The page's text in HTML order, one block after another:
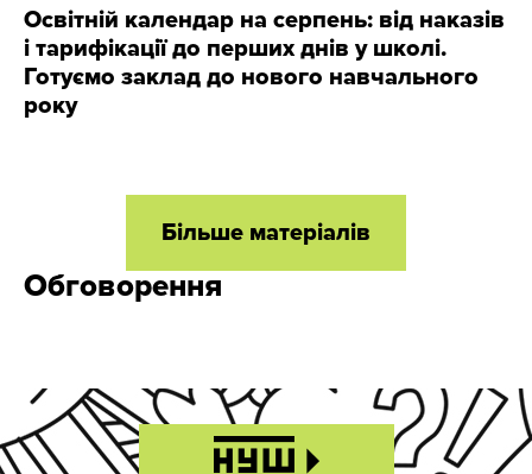
Освітній календар на серпень: від наказів
і тарифікації до перших днів у школі.
Готуємо заклад до нового навчального
року
Більше матеріалів
Обговорення